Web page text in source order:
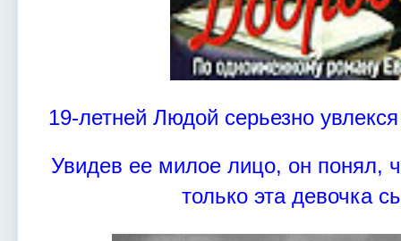
19-летней Людой серьезно
Увидев ее милое лицо, он понял,
только эта девочка